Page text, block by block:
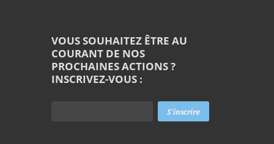
VOUS SOUHAITEZ ÊTRE AU
COURANT DE NOS
PROCHAINES ACTIONS ?
INSCRIVEZ-VOUS :